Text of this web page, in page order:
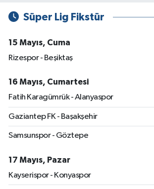
Süper Lig Fikstür
15 Mayıs, Cuma
Rizespor - Beşiktaş
16 Mayıs, Cumartesi
Fatih Karagümrük - Alanyaspor
Gaziantep FK - Başakşehir
Samsunspor - Göztepe
17 Mayıs, Pazar
Kayserispor - Konyaspor